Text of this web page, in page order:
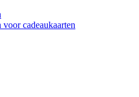
cadeaukaarten